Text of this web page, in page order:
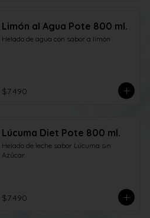
Limón al Agua Pote 800 ml.
Helado de agua con sabor a limón
$7.490
Lúcuma Diet Pote 800 ml.
Helado de leche sabor Lúcuma sin
Azúcar.
$7.490